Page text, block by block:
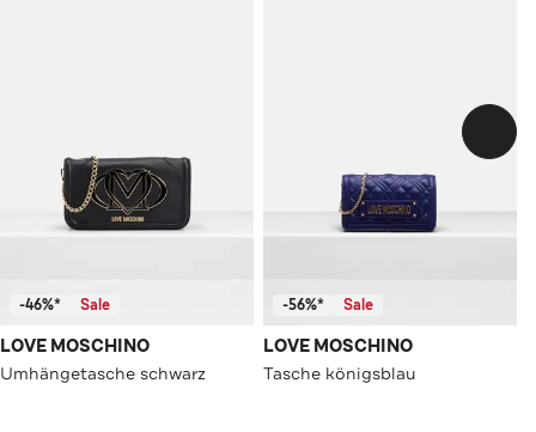
-46%* Sale
LOVE MOSCHINO
Umhängetasche schwarz
-56%* Sale
LOVE MOSCHINO
Tasche königsblau